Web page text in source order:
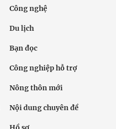
Công nghệ
Du lịch
Bạn đọc
Công nghiệp hỗ trợ
Nông thôn mới
Nội dung chuyên đề